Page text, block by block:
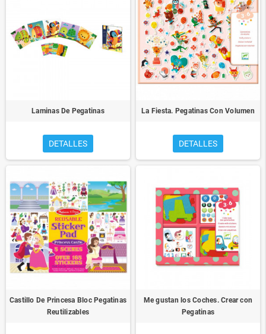
Laminas De Pegatinas
DETALLES
La Fiesta. Pegatinas Con Volumen
DETALLES
Castillo De Princesa Bloc Pegatinas
Reutilizables
Me gustan los Coches. Crear con
Pegatinas